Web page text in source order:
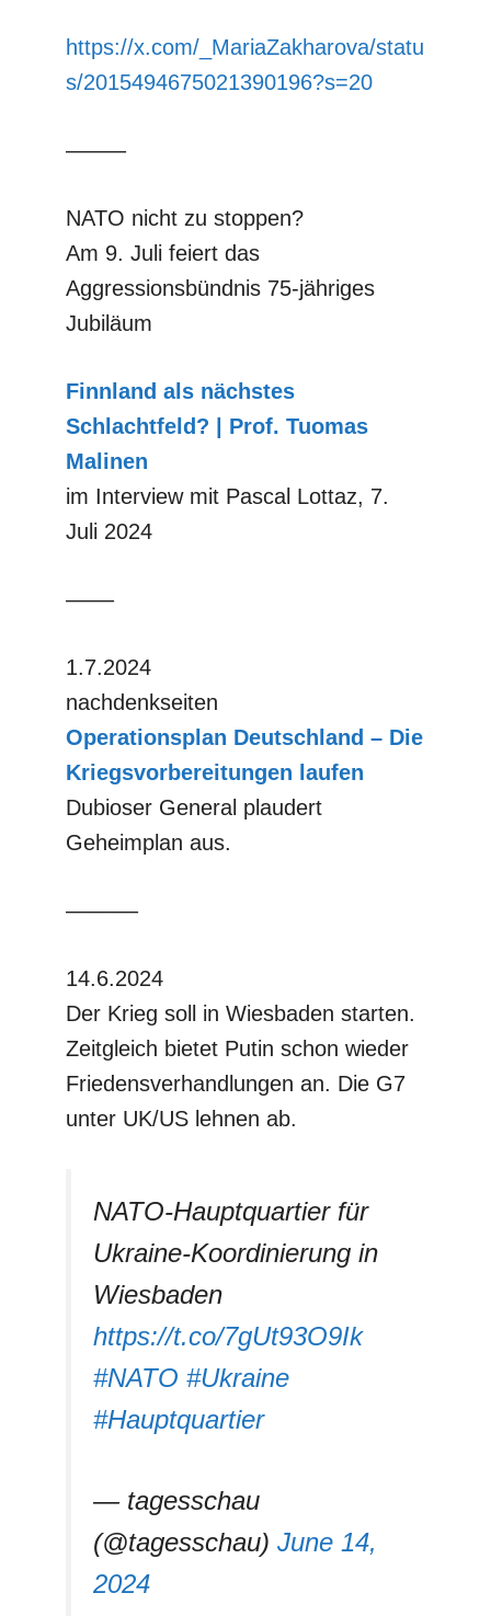
https://x.com/_MariaZakharova/statu
s/2015494675021390196?s=20
–––––
NATO nicht zu stoppen?
Am 9. Juli feiert das
Aggressionsbündnis 75-jähriges
Jubiläum
Finnland als nächstes
Schlachtfeld? | Prof. Tuomas
Malinen
im Interview mit Pascal Lottaz, 7.
Juli 2024
––––
1.7.2024
nachdenkseiten
Operationsplan Deutschland – Die
Kriegsvorbereitungen laufen
Dubioser General plaudert
Geheimplan aus.
––––––
14.6.2024
Der Krieg soll in Wiesbaden starten.
Zeitgleich bietet Putin schon wieder
Friedensverhandlungen an. Die G7
unter UK/US lehnen ab.
NATO-Hauptquartier für
Ukraine-Koordinierung in
Wiesbaden
https://t.co/7gUt93O9Ik
#NATO #Ukraine
#Hauptquartier
— tagesschau
(@tagesschau) June 14,
2024